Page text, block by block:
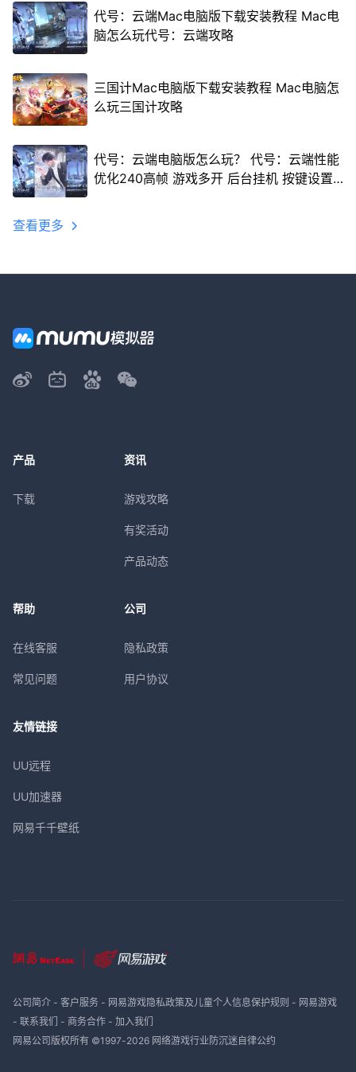
代号：云端Mac电脑版下载安装教程 Mac电
脑怎么玩代号：云端攻略
三国计Mac电脑版下载安装教程 Mac电脑怎
么玩三国计攻略
代号：云端电脑版怎么玩？ 代号：云端性能
优化240高帧 游戏多开 后台挂机 按键设置
查看更多
产品
下载
资讯
游戏攻略
有奖活动
产品动态
帮助
在线客服
常见问题
公司
隐私政策
用户协议
友情链接
UU远程
UU加速器
网易千千壁纸
公司简介- 客户服务- 网易游戏隐私政策及儿童个人信息保护规则 - 网易游戏
- 联系我们 - 商务合作- 加入我们
网易公司版权所有 ©1997-2026 网络游戏行业防沉迷自律公约